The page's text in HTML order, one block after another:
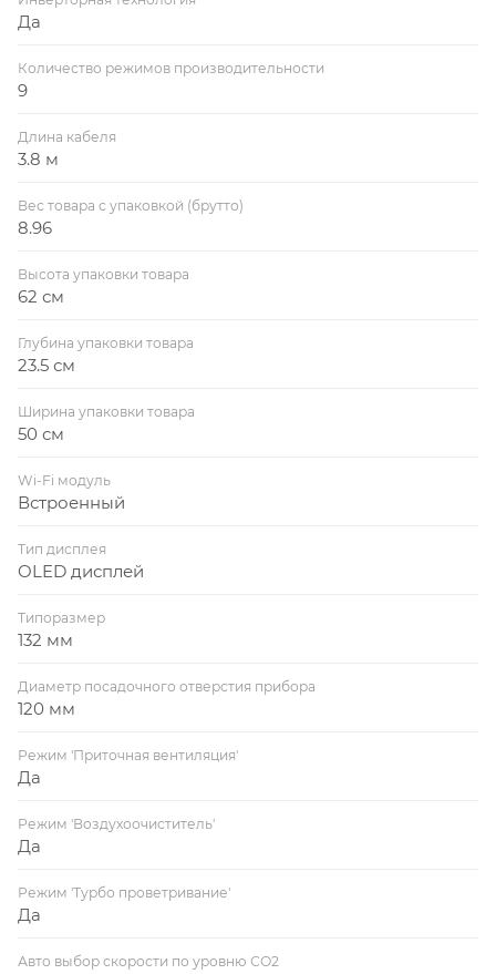
Да
Количество режимов производительности
9
Длина кабеля
3.8 м
Вес товара с упаковкой (брутто)
8.96
Высота упаковки товара
62 см
Глубина упаковки товара
23.5 см
Ширина упаковки товара
50 см
Wi-Fi модуль
Встроенный
Тип дисплея
OLED дисплей
Типоразмер
132 мм
Диаметр посадочного отверстия прибора
120 мм
Режим 'Приточная вентиляция'
Да
Режим 'Воздухоочиститель'
Да
Режим 'Турбо проветривание'
Да
Авто выбор скорости по уровню СО2